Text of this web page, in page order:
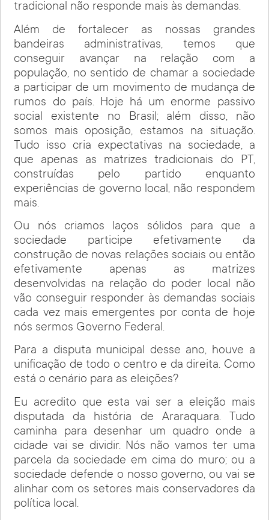
tradicional não responde mais às demandas.
Além de fortalecer as nossas grandes
bandeiras administrativas, temos que
conseguir avançar na relação com a
população, no sentido de chamar a sociedade
a participar de um movimento de mudança de
rumos do país. Hoje há um enorme passivo
social existente no Brasil; além disso, não
somos mais oposição, estamos na situação.
Tudo isso cria expectativas na sociedade, a
que apenas as matrizes tradicionais do PT,
construídas pelo partido enquanto
experiências de governo local, não respondem
mais.
Ou nós criamos laços sólidos para que a
sociedade participe efetivamente da
construção de novas relações sociais ou então
efetivamente apenas as matrizes
desenvolvidas na relação do poder local não
vão conseguir responder às demandas sociais
cada vez mais emergentes por conta de hoje
nós sermos Governo Federal.
Para a disputa municipal desse ano, houve a
unificação de todo o centro e da direita. Como
está o cenário para as eleições?
Eu acredito que esta vai ser a eleição mais
disputada da história de Araraquara. Tudo
caminha para desenhar um quadro onde a
cidade vai se dividir. Nós não vamos ter uma
parcela da sociedade em cima do muro; ou a
sociedade defende o nosso governo, ou vai se
alinhar com os setores mais conservadores da
política local.